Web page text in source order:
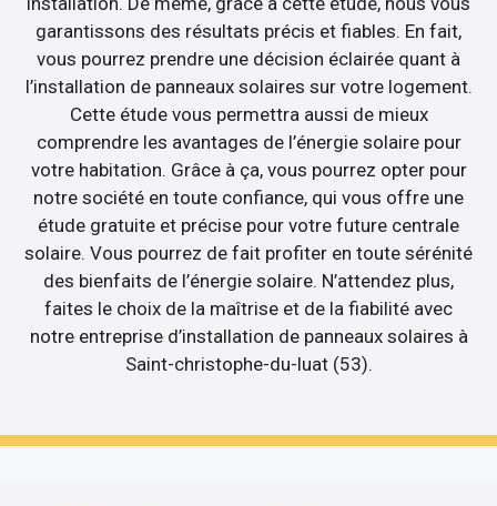
garantissons des résultats précis et fiables. En fait,
vous pourrez prendre une décision éclairée quant à
l’installation de panneaux solaires sur votre logement.
Cette étude vous permettra aussi de mieux
comprendre les avantages de l’énergie solaire pour
votre habitation. Grâce à ça, vous pourrez opter pour
notre société en toute confiance, qui vous offre une
étude gratuite et précise pour votre future centrale
solaire. Vous pourrez de fait profiter en toute sérénité
des bienfaits de l’énergie solaire. N’attendez plus,
faites le choix de la maîtrise et de la fiabilité avec
notre entreprise d’installation de panneaux solaires à
Saint-christophe-du-luat (53).